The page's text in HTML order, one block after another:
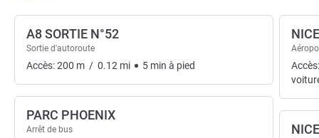
A8 SORTIE N°52
Sortie d'autoroute
Accès:200 m / 0.12 mi 5 min à pied
PARC PHOENIX
Arrêt de bus